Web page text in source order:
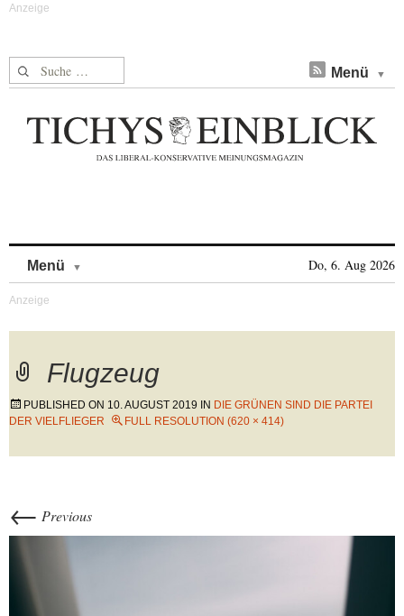
Suche nach: Menü
Menü Do, 6. Aug 2026
Flugzeug
PUBLISHED ON 10. AUGUST 2019 IN DIE GRÜNEN SIND DIE PARTEI
DER VIELFLIEGER
FULL RESOLUTION (620 × 414)
← Previous